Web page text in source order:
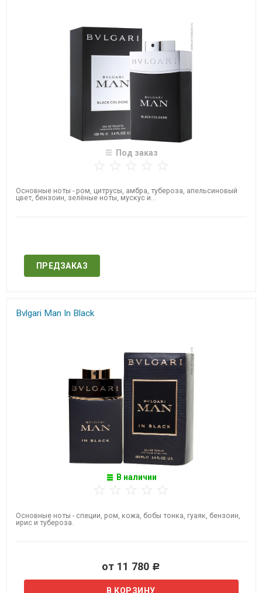
Под заказ
Основные ноты - ром, цитрусы, амбра, тубероза, апельсиновый
цвет, бензоин, зелёные ноты, мускус и...
ПРЕДЗАКАЗ
Bvlgari Man In Black
В наличии
Основные ноты - специи, ром, кожа, бобы тонка, гуаяк, бензоин,
ирис и тубероза.
от 11 780 Р